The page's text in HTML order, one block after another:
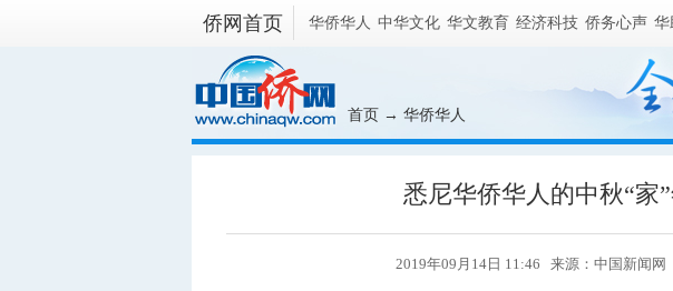
侨网首页 华侨华人 中华文化 华文教育 经济科技 侨务心声 华
首页 → 华侨华人
悉尼华侨华人的中秋“家
2019年09月14日 11:46 来源：中国新闻网